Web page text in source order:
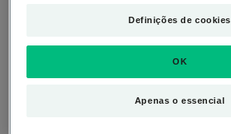
LIMPEZA
PURIFICANTE
Definições de cookies
Apenas o essencial
OK